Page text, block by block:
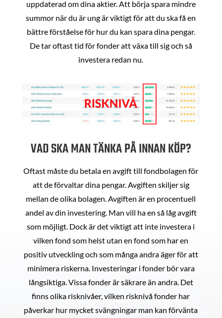
uppdaterad om dina aktier. Att börja spara mindre
summor när du är ung är viktigt för att du ska få en
bättre förståelse för hur du kan spara dina pengar.
De tar oftast tid för fonder att växa till sig och så
investera redan nu.
VAD SKA MAN TÄNKA PÅ INNAN KÖP?
Oftast måste du betala en avgift till fondbolagen för
att de förvaltar dina pengar. Avgiften skiljer sig
mellan de olika bolagen. Avgiften är en procentuell
andel av din investering. Man vill ha en så låg avgift
som möjligt. Dock är det viktigt att inte investera i
vilken fond som helst utan en fond som har en
positiv utveckling och som många andra äger för att
minimera riskerna. Investeringar i fonder bör vara
långsiktiga. Vissa fonder är säkrare än andra. Det
finns olika risknivåer, vilken risknivå fonder har
påverkar hur mycket svängningar man kan förvänta